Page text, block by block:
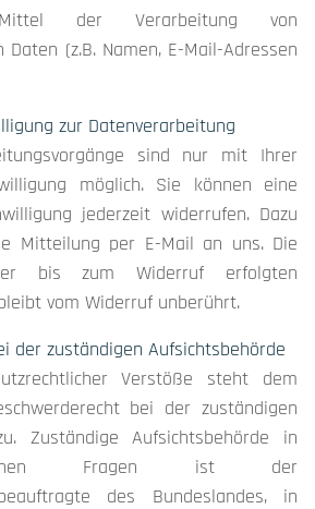
der Verarbeitung von
Daten (z.B. Namen, E-Mail-Adressen
zur Datenverarbeitung
sind nur mit Ihrer
möglich. Sie können eine
jederzeit widerrufen. Dazu
Mitteilung per E-Mail an uns. Die
bis zum Widerruf erfolgten
vom Widerruf unberührt.
der zuständigen Aufsichtsbehörde
Verstöße steht dem
bei der zuständigen
Zuständige Aufsichtsbehörde in
Fragen ist der
des Bundeslandes, in